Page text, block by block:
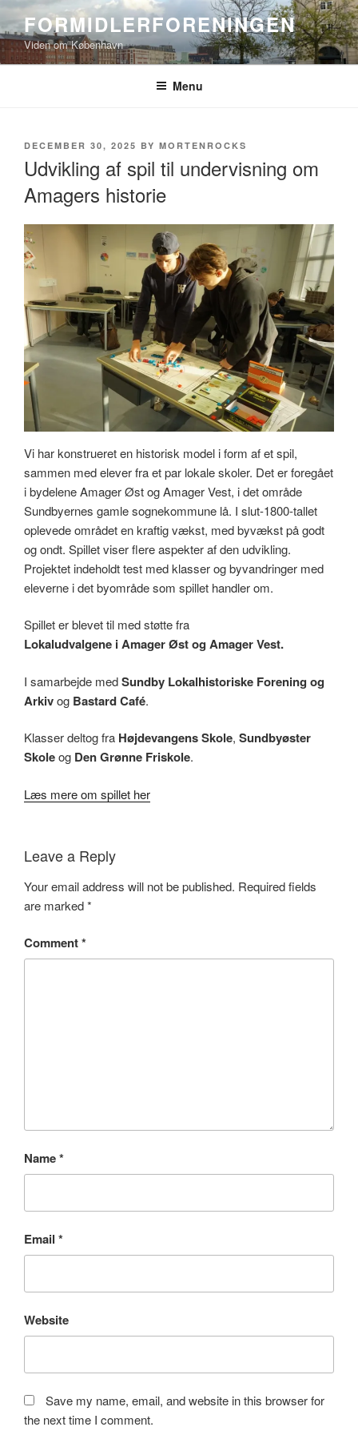
Skip
to
content
FORMIDLERFORENINGEN
Viden om København
Menu
POSTED
DECEMBER 30, 2025 BY MORTENROCKS
Udvikling af spil til undervisning om
Amagers historie
Vi har konstrueret en historisk model i form af et spil,
sammen med elever fra et par lokale skoler. Det er foregået
i bydelene Amager Øst og Amager Vest, i det område
Sundbyernes gamle sognekommune lå. I slut-1800-tallet
oplevede området en kraftig vækst, med byvækst på godt
og ondt. Spillet viser flere aspekter af den udvikling.
Projektet indeholdt test med klasser og byvandringer med
eleverne i det byområde som spillet handler om.
Spillet er blevet til med støtte fra
Lokaludvalgene i Amager Øst og Amager Vest.
I samarbejde medSundby Lokalhistoriske Forening og
Arkivog Bastard Café.
Klasser deltog fra Højdevangens Skole, Sundbyøster
Skoleog Den Grønne Friskole.
Læs mere om spillet her
Leave a Reply
Your email address will not be published. Required fields
are marked*
Comment*
Name*
Email *
Website
Save my name, email, and website in this browser for
the next time I comment.